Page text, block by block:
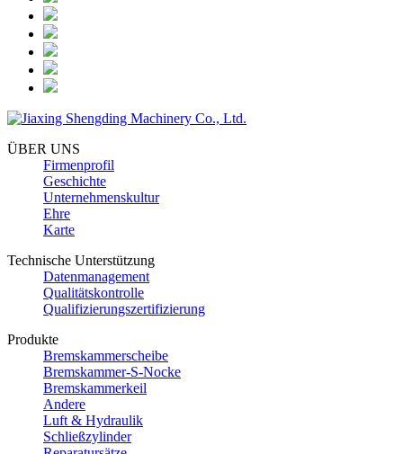
ÜBER UNS
Firmenprofil
Geschichte
Unternehmenskultur
Ehre
Karte
Technische Unterstützung
Datenmanagement
Qualitätskontrolle
Qualifizierungszertifizierung
Produkte
Bremskammerscheibe
Bremskammer-S-Nocke
Bremskammerkeil
Andere
Luft & Hydraulik
Schließzylinder